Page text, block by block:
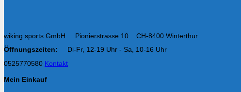
wiking sports GmbH Pionierstrasse 10 CH-8400 Winterthur
Öffnungszeiten:
Di-Fr, 12-19 Uhr - Sa, 10-16 Uhr
0525770580 Kontakt
Mein Einkauf